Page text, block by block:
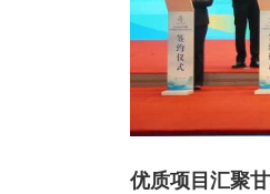
优质项目汇聚